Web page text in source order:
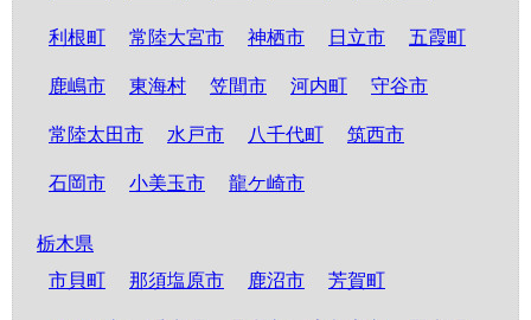
利根町 常陸大宮市 神栖市 日立市 五霞町
鹿嶋市 東海村 笠間市 河内町 守谷市
常陸太田市 水戸市 八千代町 筑西市
石岡市 小美玉市 龍ケ崎市
栃木県
市貝町
那須塩原市 鹿沼市 芳賀町